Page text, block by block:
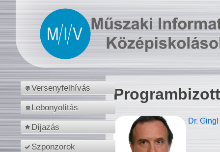
Versenyfelhívás
Lebonyolítás
Díjazás
Szponzorok
Dr.